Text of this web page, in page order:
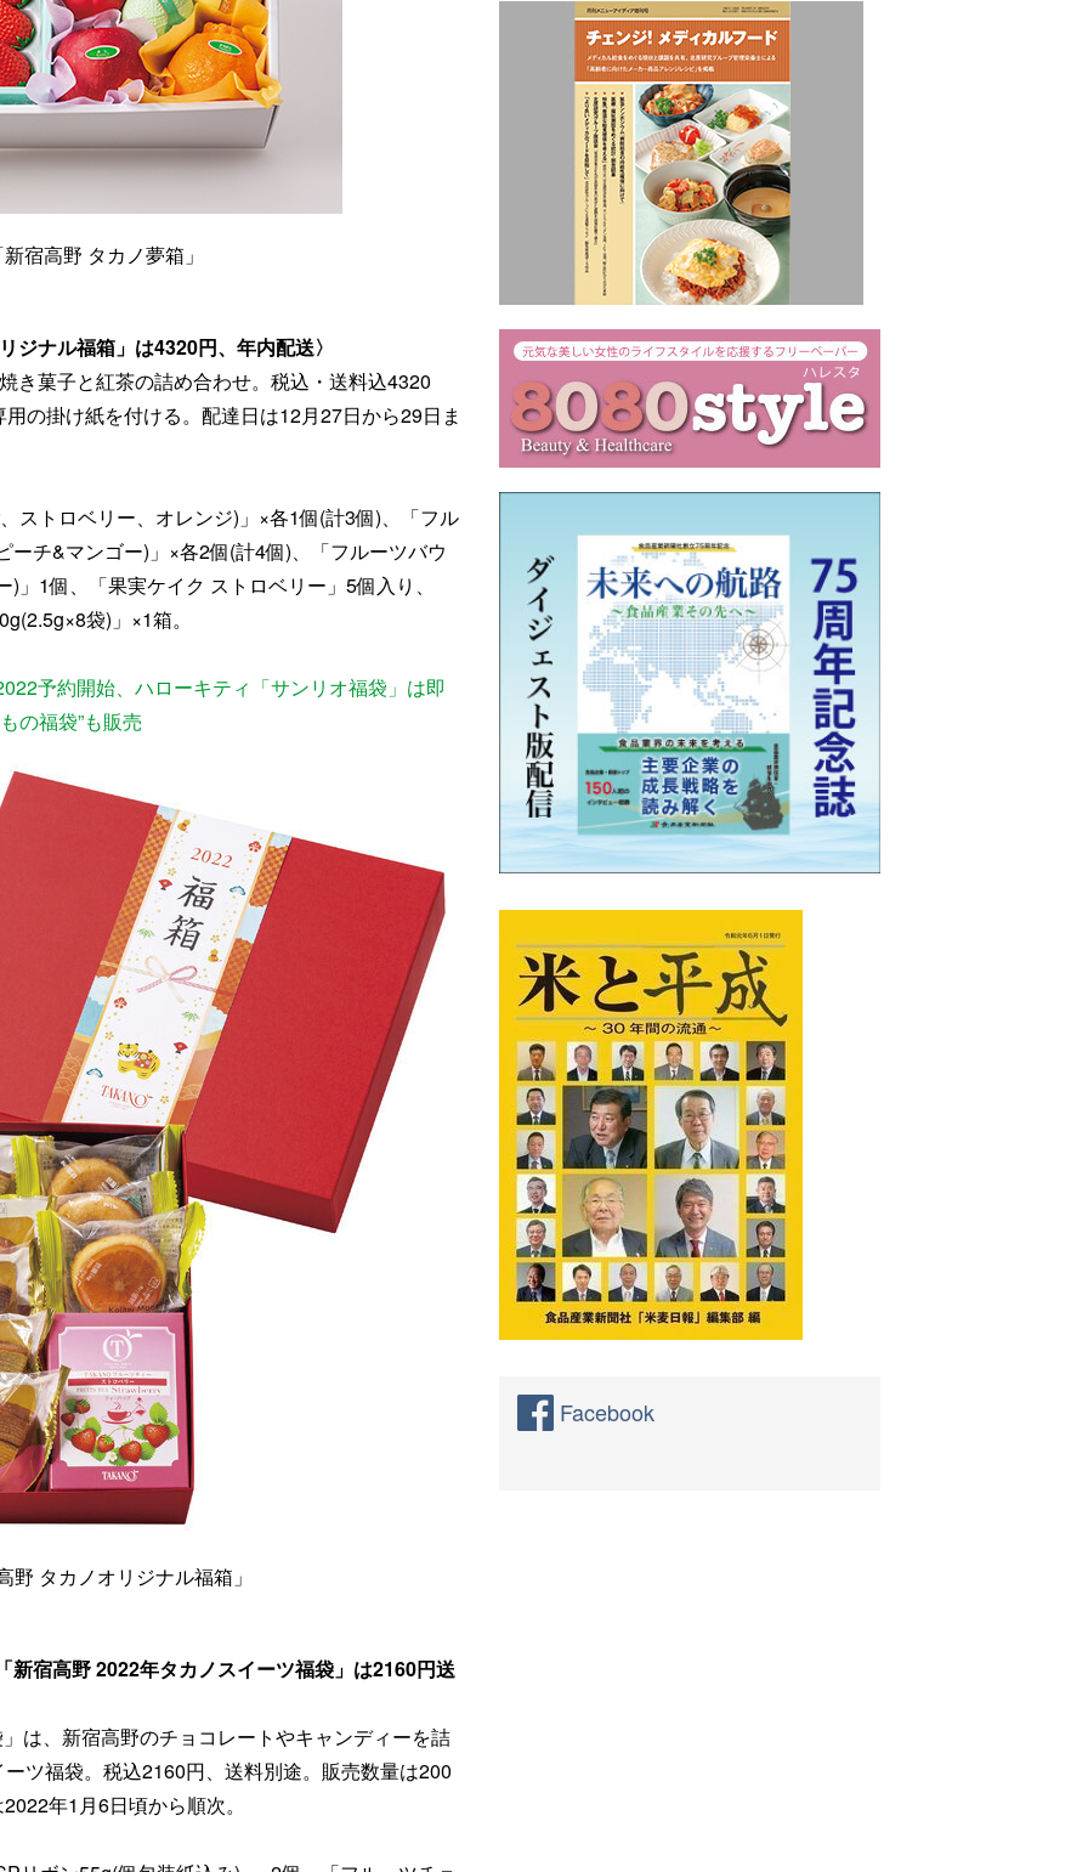
宿高野 タカノ夢箱」
ジナル福箱」は4320円、年内配送〉
き菓子と紅茶の詰め合わせ。税込・送料込4320
の掛け紙を付ける。配達日は12月27日から29日ま
ストロベリー、オレンジ)」×各1個(計3個)、「フル
チ&マンゴー)」×各2個(計4個)、「フルーツバウ
1個、「果実ケイク ストロベリー」5個入り、
袋)」×1箱。
予約開始、ハローキティ「サンリオ福袋」は即
の福袋”も販売
野 タカノオリジナル福箱」
新宿高野 2022年タカノスイーツ福袋」は2160円送
は、新宿高野のチョコレートやキャンディーを詰
ツ福袋。税込2160円、送料別途。販売数量は200
年1月6日頃から順次。
Facebook